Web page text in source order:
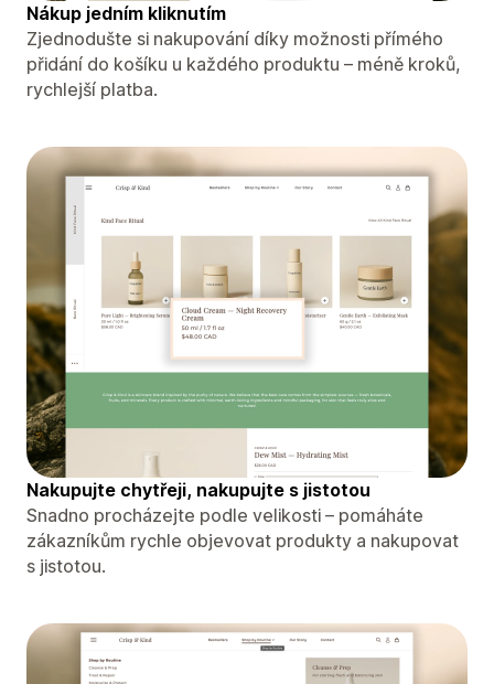
Nákup jedním kliknutím
Zjednodušte si nakupování díky možnosti přímého
přidání do košíku u každého produktu – méně kroků,
rychlejší platba.
Nakupujte chytřeji, nakupujte s jistotou
Snadno procházejte podle velikosti – pomáháte
zákazníkům rychle objevovat produkty a nakupovat
s jistotou.